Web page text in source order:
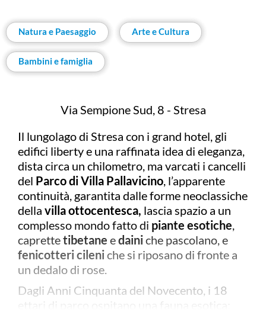
Natura e Paesaggio Arte e Cultura
Bambini e famiglia
Via Sempione Sud, 8 - Stresa
Il lungolago di Stresa con i grand hotel, gli
edifici liberty e una raffinata idea di eleganza,
dista circa un chilometro, ma varcati i cancelli
del Parco di Villa Pallavicino, l’apparente
continuità, garantita dalle forme neoclassiche
della villa ottocentesca, lascia spazio a un
complesso mondo fatto di piante esotiche,
caprettetibetane edainiche pascolano, e
fenicotteri cileniche si riposano di fronte a
un dedalo di rose.
Dagli Anni Cinquanta del Novecento, i 18